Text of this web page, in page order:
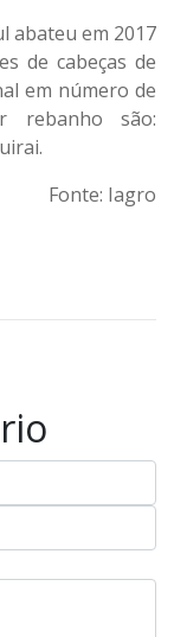
abateu em 2017
de cabeças de
em número de
rebanho são:
Fonte: Iagro